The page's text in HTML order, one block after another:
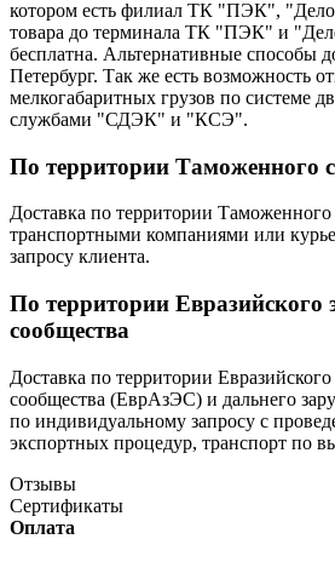
котором есть филиал ТК "ПЭК",
товара до терминала ТК "ПЭК" и
бесплатна. Альтернативные способы
Петербург. Так же есть возможность
мелкогабаритных грузов по системе
службами "СДЭК" и "КСЭ".
По территории Таможенного
Доставка по территории Таможенного
транспортными компаниями или
запросу клиента.
По территории Евразийского
сообщества
Доставка по территории
сообщества (ЕврАзЭС) и дальнего
по индивидуальному запросу с
экспортных процедур, транспорт по
Отзывы
Сертификаты
Оплата